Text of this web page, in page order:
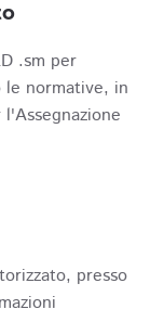
.sm per
le normative, in
presso